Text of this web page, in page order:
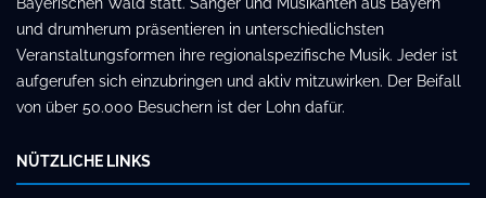
Bayerischen Wald statt. Sänger und Musikanten aus Bayern
und drumherum präsentieren in unterschiedlichsten
Veranstaltungsformen ihre regionalspezifische Musik. Jeder ist
aufgerufen sich einzubringen und aktiv mitzuwirken. Der Beifall
von über 50.000 Besuchern ist der Lohn dafür.
NÜTZLICHE LINKS